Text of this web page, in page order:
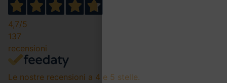
4,7/5
137
recensioni
Le nostre recensioni a 4 e 5 stelle.